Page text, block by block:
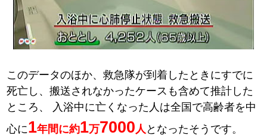
このデータのほか、救急隊が到着したときにすでに
死亡し、搬送されなかったケースも含めて推計した
ところ、
入浴中に亡くなった人は全国で高齢者を中
心に1年間に約1万7000 人 となったそうです。